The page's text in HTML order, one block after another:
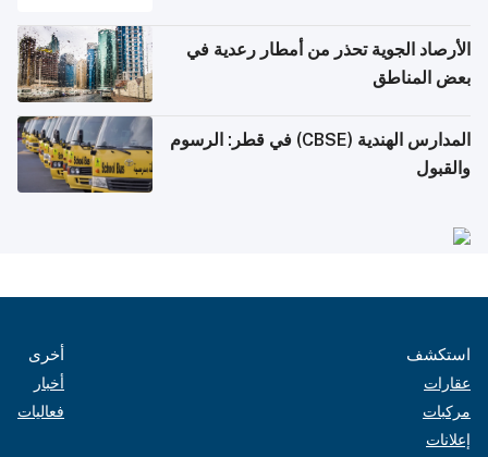
الأرصاد الجوية تحذر من أمطار رعدية في
بعض المناطق
المدارس الهندية (CBSE) في قطر: الرسوم
والقبول
استكشف
عقارات
مركبات
إعلانات
أخرى
أخبار
فعاليات